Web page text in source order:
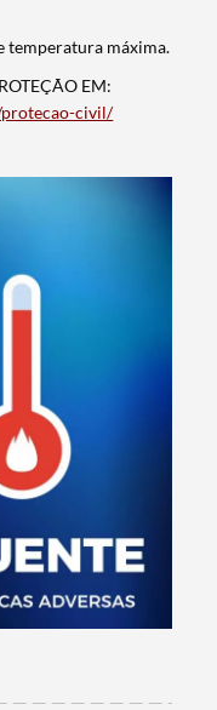
temperatura máxima.
EM:
civil/